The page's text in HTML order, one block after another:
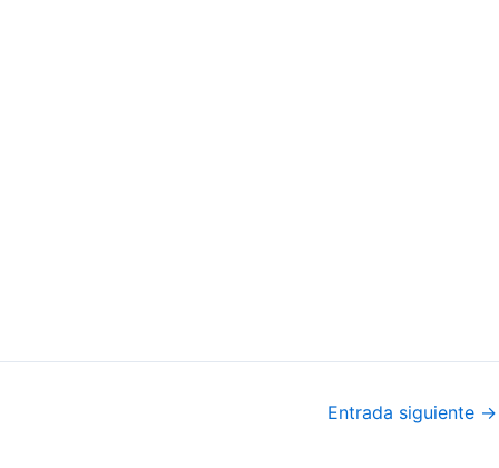
Entrada siguiente →